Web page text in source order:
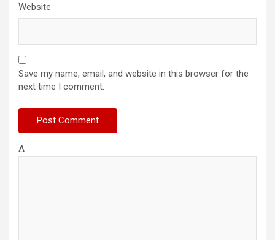
Website
Save my name, email, and website in this browser for the
next time I comment.
Δ